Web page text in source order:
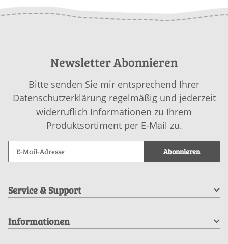
Newsletter Abonnieren
Bitte senden Sie mir entsprechend Ihrer
Datenschutzerklärungregelmäßig und jederzeit
widerruflich Informationen zu Ihrem
Produktsortiment per E-Mail zu.
Abonnieren
Service & Support
Informationen